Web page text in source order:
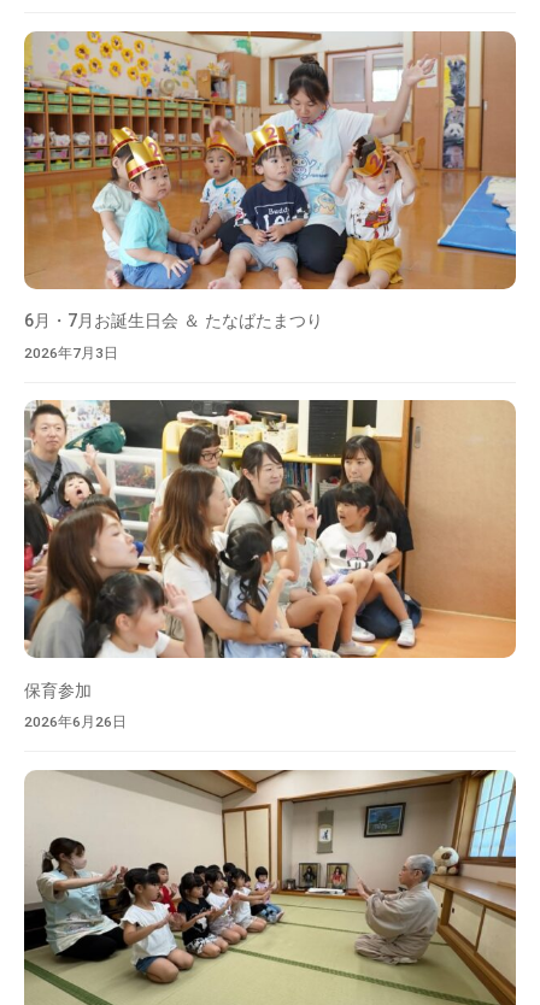
境
と
教
育
的
な
配
の
も
と
た
く
さ
ん
愛
情
を
も
切
さ
ん
を
お
6月・7月お誕生日会 ＆ たなばたまつり
2026年7月3日
保育参加
2026年6月26日